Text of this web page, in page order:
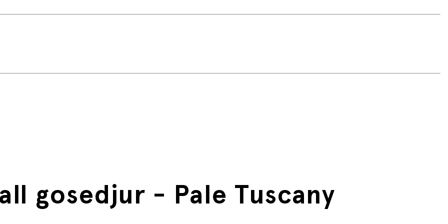
gosedjur - Pale Tuscany